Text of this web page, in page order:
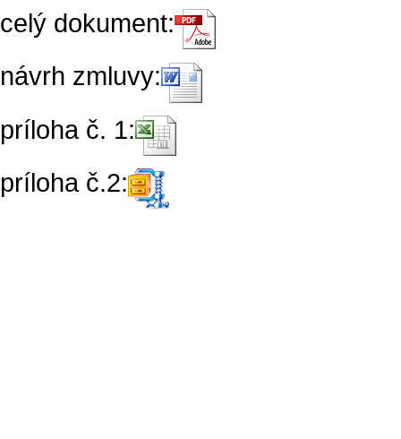
celý dokument:
návrh zmluvy:
príloha č. 1:
príloha č.2: